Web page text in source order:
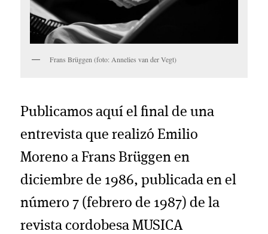
Frans Brüggen (foto: Annelies van der Vegt)
Publicamos aquí el final de una
entrevista que realizó Emilio
Moreno a Frans Brüggen en
diciembre de 1986, publicada en el
número 7 (febrero de 1987) de la
revista cordobesa MUSICA